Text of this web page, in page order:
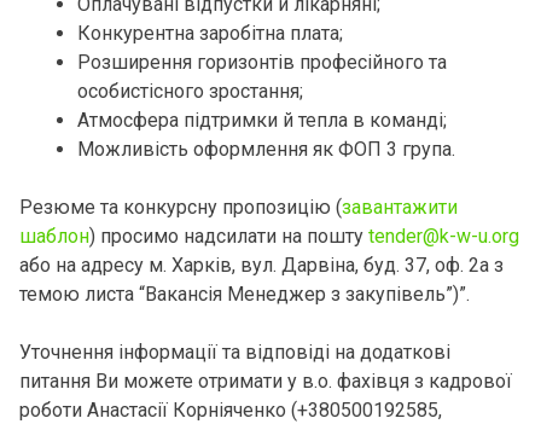
Оплачувані відпустки й лікарняні;
Конкурентна заробітна плата;
Розширення горизонтів професійного та
особистісного зростання;
Атмосфера підтримки й тепла в команді;
Можливість оформлення як ФОП 3 група.
Резюме та конкурсну пропозицію (завантажити
шаблон) просимо надсилати на пошту tender@k-w-u.org
або на адресу м. Харків, вул. Дарвіна, буд. 37, оф. 2а з
темою листа “Вакансія Менеджер з закупівель”)”.
Уточнення інформації та відповіді на додаткові
питання Ви можете отримати у в.о. фахівця з кадрової
роботи Анастасії Корніяченко (+380500192585,